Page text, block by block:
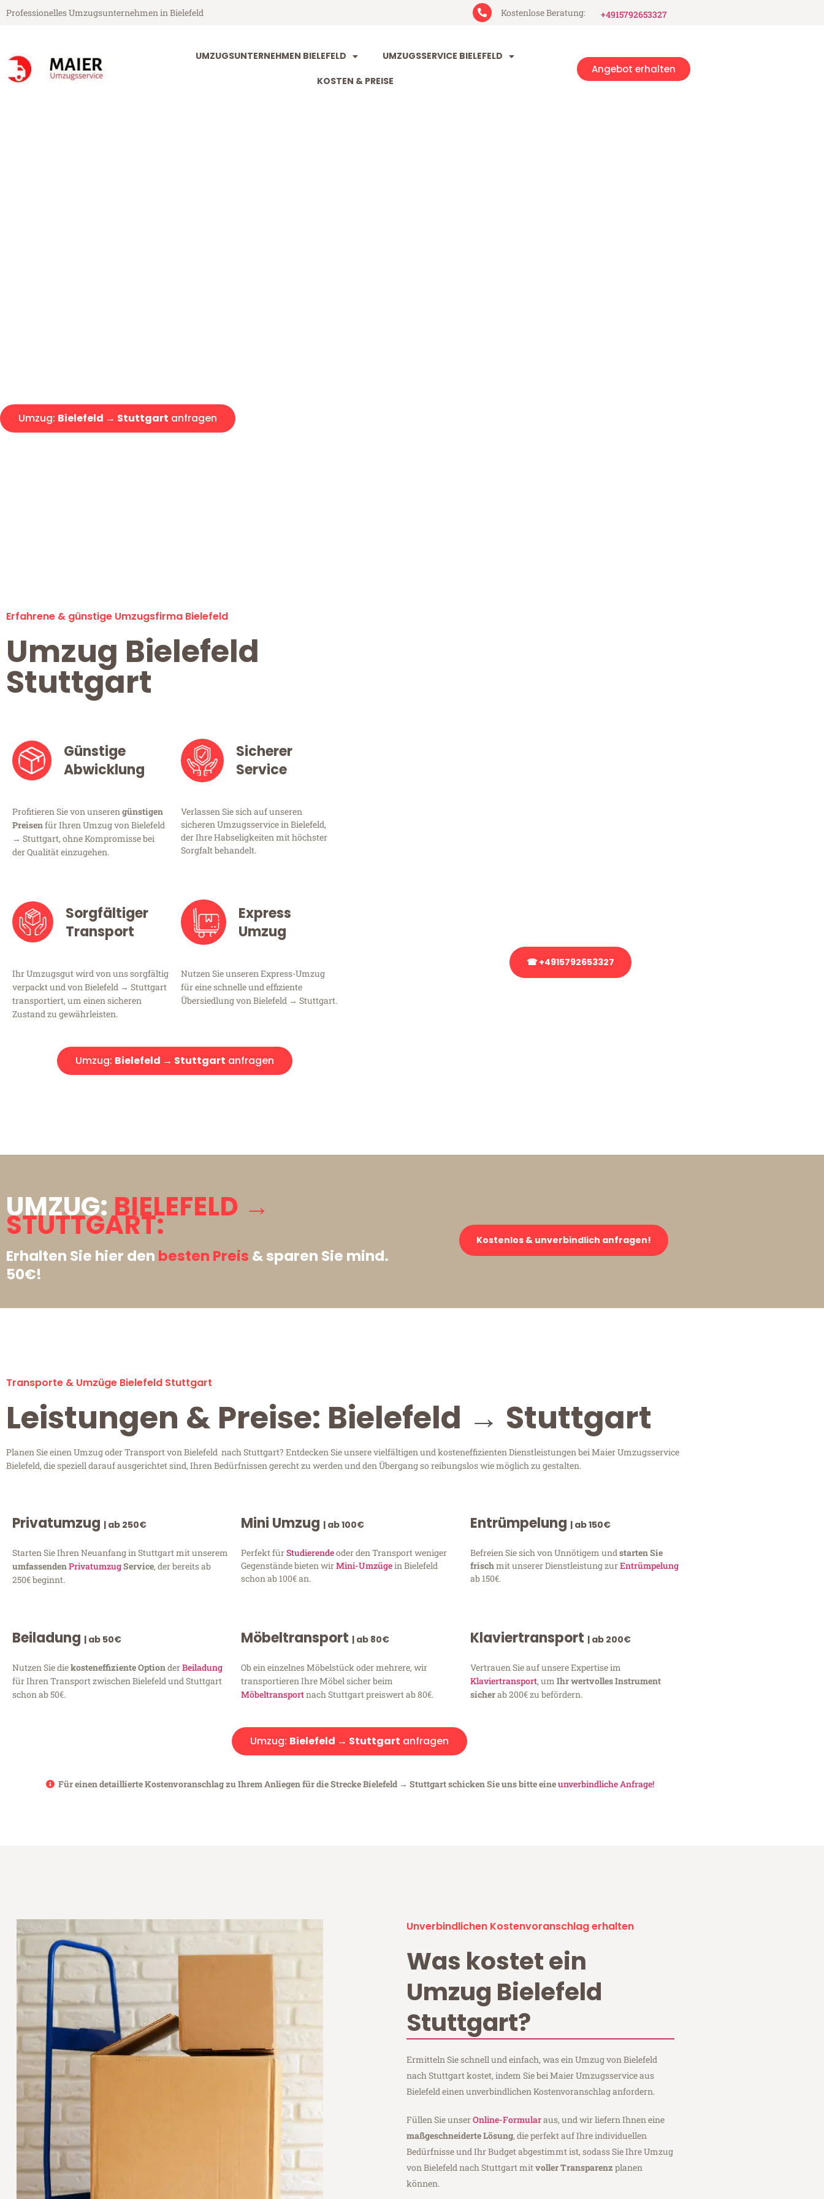
Professionelles Umzugsunternehmen in Bielefeld Kostenlose Beratung: +4915792653327
UMZUGSUNTERNEHMEN BIELEFELD UMZUGSSERVICE BIELEFELD
KOSTEN & PREISE
Angebot erhalten
Umzug: Bielefeld → Stuttgart anfragen
Erfahrene & günstige Umzugsfirma Bielefeld
Umzug Bielefeld
Stuttgart
Günstige
Abwicklung
Profitieren Sie von unserengünstigen
Preisenfür Ihren Umzug von Bielefeld
→ Stuttgart, ohne Kompromisse bei
der Qualität einzugehen.
Sicherer
Service
Verlassen Sie sich auf unseren
sicheren Umzugsservice in Bielefeld,
der Ihre Habseligkeiten mit höchster
Sorgfalt behandelt.
Sorgfältiger
Transport
Ihr Umzugsgut wird von uns sorgfältig
verpackt und von Bielefeld → Stuttgart
transportiert, um einen sicheren
Zustand zu gewährleisten.
Express
Umzug
Nutzen Sie unseren Express-Umzug
für eine schnelle und effiziente
Übersiedlung von Bielefeld → Stuttgart.
Umzug: Bielefeld → Stuttgart anfragen
☎ +4915792653327
UMZUG:BIELEFELD →
STUTTGART:
Erhalten Sie hier den besten Preis & sparen Sie mind.
50€!
Kostenlos & unverbindlich anfragen!
Transporte & Umzüge Bielefeld Stuttgart
Leistungen & Preise: Bielefeld → Stuttgart
Planen Sie einen Umzug oder Transport von Bielefeld nach Stuttgart? Entdecken Sie unsere vielfältigen und kosteneffizienten Dienstleistungen bei Maier Umzugsservice
Bielefeld, die speziell darauf ausgerichtet sind, Ihren Bedürfnissen gerecht zu werden und den Übergang so reibungslos wie möglich zu gestalten.
Privatumzug | ab 250€
Starten Sie Ihren Neuanfang in Stuttgart mit unserem
umfassendenPrivatumzugService, der bereits ab
250€ beginnt.
Mini Umzug | ab 100€
Perfekt fürStudierendeoder den Transport weniger
Gegenstände bieten wirMini-Umzügein Bielefeld
schon ab 100€ an.
Entrümpelung | ab 150€
Befreien Sie sich von Unnötigem und starten Sie
frischmit unserer Dienstleistung zurEntrümpelung
ab 150€.
Beiladung | ab 50€
Nutzen Sie diekosteneffiziente OptionderBeiladung
für Ihren Transport zwischen Bielefeld und Stuttgart
schon ab 50€.
Möbeltransport | ab 80€
Ob ein einzelnes Möbelstück oder mehrere, wir
transportieren Ihre Möbel sicher beim
Möbeltransportnach Stuttgart preiswert ab 80€.
Klaviertransport | ab 200€
Vertrauen Sie auf unsere Expertise im
Klaviertransport, um Ihr wertvolles Instrument
sicherab 200€ zu befördern.
Umzug: Bielefeld → Stuttgart anfragen
Für einen detaillierte Kostenvoranschlag zu Ihrem Anliegen für die Strecke Bielefeld → Stuttgart schicken Sie uns bitte eineunverbindliche Anfrage!
Unverbindlichen Kostenvoranschlag erhalten
Was kostet ein
Umzug Bielefeld
Stuttgart?
Ermitteln Sie schnell und einfach, was ein Umzug von Bielefeld
nach Stuttgart kostet, indem Sie bei Maier Umzugsservice aus
Bielefeld einen unverbindlichen Kostenvoranschlag anfordern.
Füllen Sie unserOnline-Formularaus, und wir liefern Ihnen eine
maßgeschneiderte Lösung, die perfekt auf Ihre individuellen
Bedürfnisse und Ihr Budget abgestimmt ist, sodass Sie Ihre Umzug
von Bielefeld nach Stuttgart mitvoller Transparenz planen
können.